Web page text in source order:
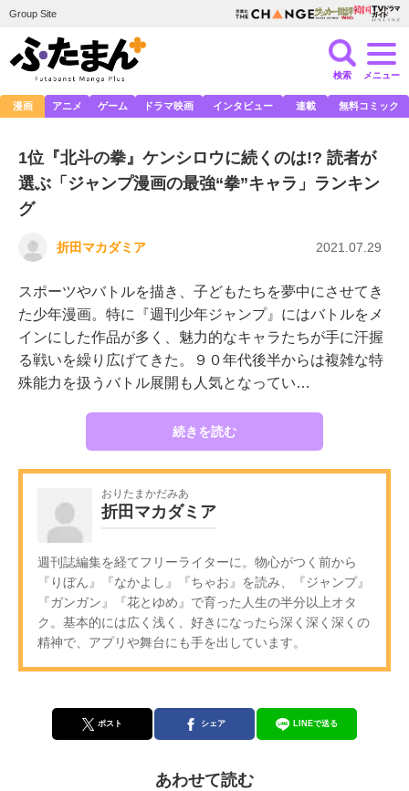
Group Site
検索 メニュー
漫画 アニメ ゲーム ドラマ映画 インタビュー 連載 無料コミック
1位『北斗の拳』ケンシロウに続くのは!? 読者が
選ぶ「ジャンプ漫画の最強“拳”キャラ」ランキン
グ
折田マカダミア 2021.07.29
スポーツやバトルを描き、子どもたちを夢中にさせてき
た少年漫画。特に『週刊少年ジャンプ』にはバトルをメ
インにした作品が多く、魅力的なキャラたちが手に汗握
る戦いを繰り広げてきた。９０年代後半からは複雑な特
殊能力を扱うバトル展開も人気となってい…
続きを読む
おりたまかだみあ
折田マカダミア
週刊誌編集を経てフリーライターに。物心がつく前から
『りぼん』『なかよし』『ちゃお』を読み、『ジャンプ』
『ガンガン』『花とゆめ』で育った人生の半分以上オタ
ク。基本的には広く浅く、好きになったら深く深く深くの
精神で、アプリや舞台にも手を出しています。
ポスト シェア LINEで送る
あわせて読む